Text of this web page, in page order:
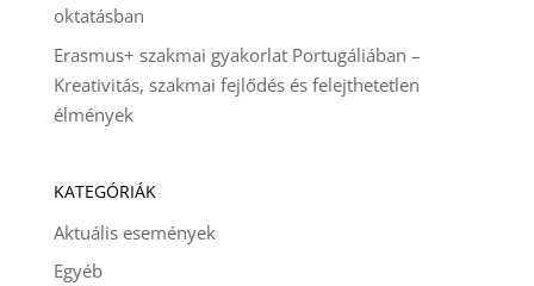
oktatásban
Erasmus+ szakmai gyakorlat Portugáliában –
Kreativitás, szakmai fejlődés és felejthetetlen
élmények
KATEGÓRIÁK
Aktuális események
Egyéb